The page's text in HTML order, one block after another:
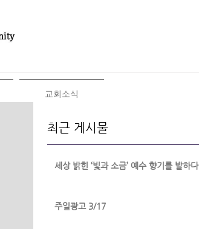
교회소식
최근 게시물
세상 밝힌 ‘빛과 소금’ 예수 향기를 발하다
주일광고 3/17